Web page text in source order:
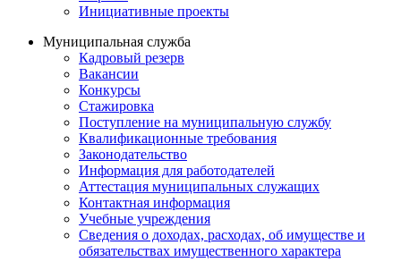
Инициативные проекты
Муниципальная служба
Кадровый резерв
Вакансии
Конкурсы
Стажировка
Поступление на муниципальную службу
Квалификационные требования
Законодательство
Информация для работодателей
Аттестация муниципальных служащих
Контактная информация
Учебные учреждения
Сведения о доходах, расходах, об имуществе и
обязательствах имущественного характера